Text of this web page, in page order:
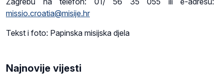
missio.croatia@misije.hr
Tekst i foto: Papinska misijska djela
Najnovije vijesti